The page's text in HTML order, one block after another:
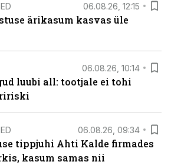
06.08.26, 12:15
ärikasum kasvas üle
06.08.26, 10:14
luubi all: tootjale ei tohi
06.08.26, 09:34
tippjuhi Ahti Kalde firmades
kasum samas nii